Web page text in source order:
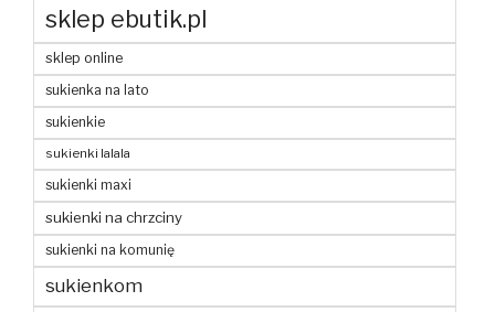
sklep ebutik.pl
sklep online
sukienka na lato
sukienkie
sukienki lalala
sukienki maxi
sukienki na chrzciny
sukienki na komunię
sukienkom